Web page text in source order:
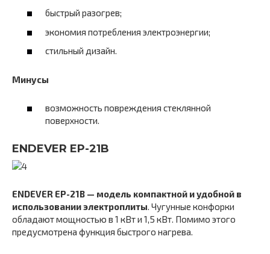
быстрый разогрев;
экономия потребления электроэнергии;
стильный дизайн.
Минусы
возможность повреждения стеклянной
поверхности.
ENDEVER EP-21B
ENDEVER EP-21B — модель компактной и удобной в
использовании электроплиты . Чугунные конфорки
обладают мощностью в 1 кВт и 1,5 кВт. Помимо этого
предусмотрена функция быстрого нагрева.